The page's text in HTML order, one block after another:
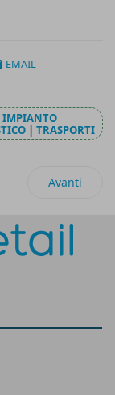
EMAIL
IMPIANTO
| TRASPORTI
con Bancomat
Articolo
Avanti